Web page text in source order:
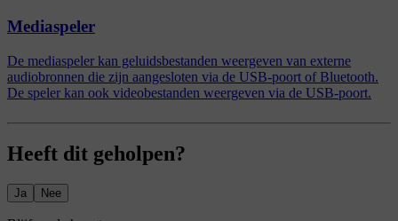
Mediaspeler
De mediaspeler kan geluidsbestanden weergeven van externe
audiobronnen die zijn aangesloten via de USB-poort of Bluetooth.
De speler kan ook videobestanden weergeven via de USB-poort.
Heeft dit geholpen?
Ja Nee